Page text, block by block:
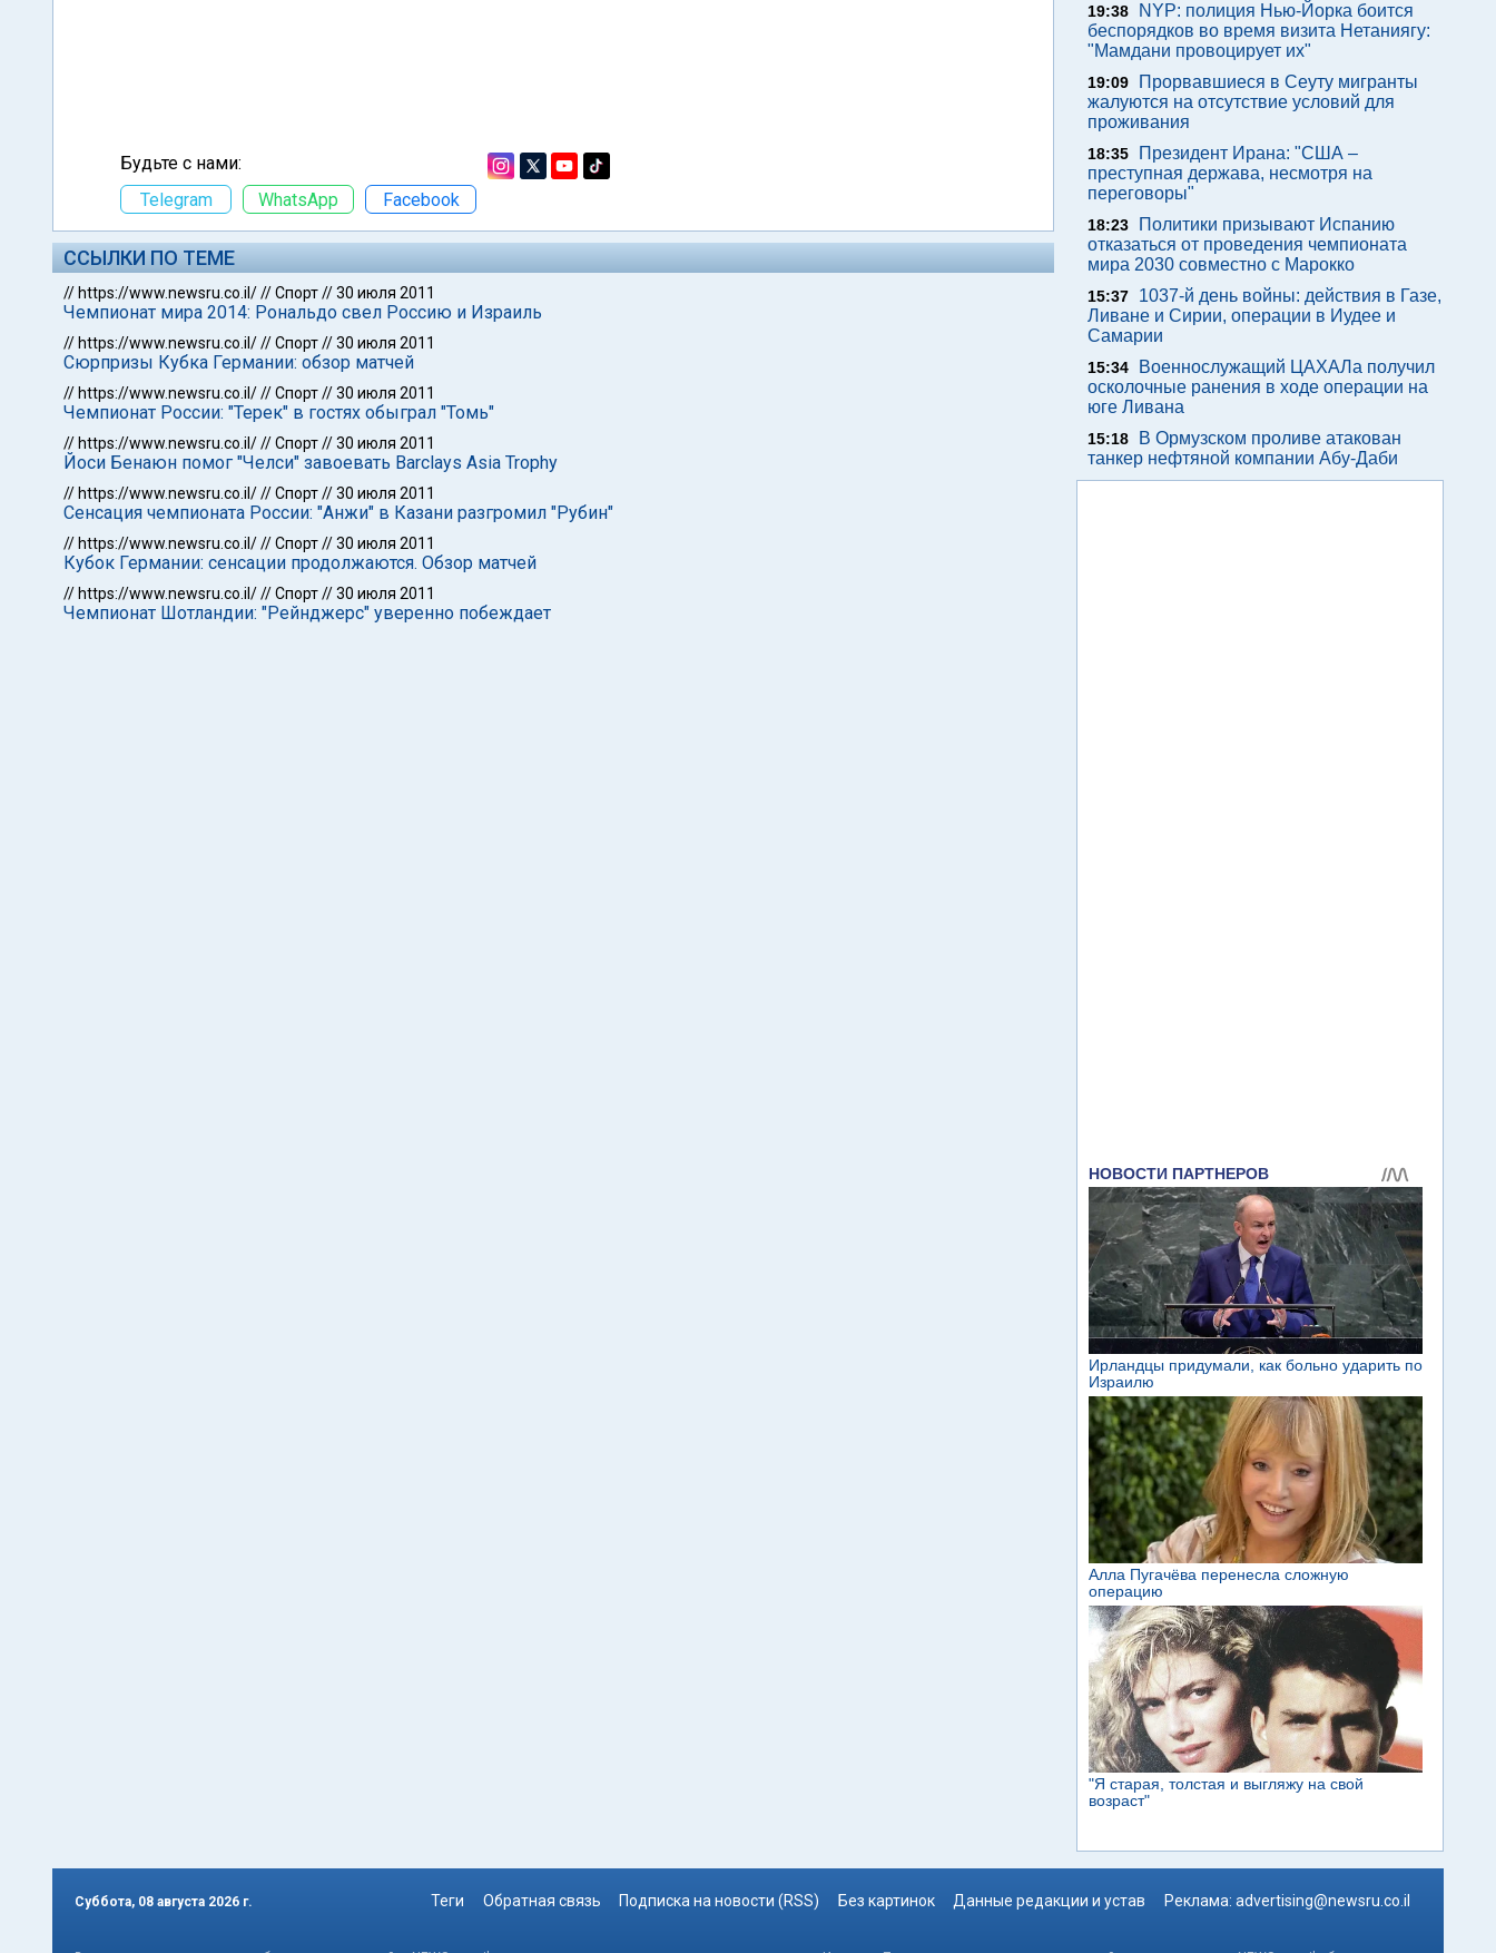
Будьте с нами:
Telegram
WhatsApp Facebook
ССЫЛКИ ПО ТЕМЕ
// https://www.newsru.co.il///Спорт//30 июля 2011
Чемпионат мира 2014: Рональдо свел Россию и Израиль
// https://www.newsru.co.il///Спорт//30 июля 2011
Сюрпризы Кубка Германии: обзор матчей
// https://www.newsru.co.il///Спорт//30 июля 2011
Чемпионат России: "Терек" в гостях обыграл "Томь"
// https://www.newsru.co.il///Спорт//30 июля 2011
Йоси Бенаюн помог "Челси" завоевать Barclays Asia Trophy
// https://www.newsru.co.il///Спорт//30 июля 2011
Сенсация чемпионата России: "Анжи" в Казани разгромил "Рубин"
// https://www.newsru.co.il///Спорт//30 июля 2011
Кубок Германии: сенсации продолжаются. Обзор матчей
// https://www.newsru.co.il///Спорт//30 июля 2011
Чемпионат Шотландии: "Рейнджерс" уверенно побеждает
19:38
NYP: полиция Нью-Йорка боится
беспорядков во время визита Нетаниягу:
"Мамдани провоцирует их"
19:09
Прорвавшиеся в Сеуту мигранты
жалуются на отсутствие условий для
проживания
18:35
Президент Ирана: "США –
преступная держава, несмотря на
переговоры"
18:23
Политики призывают Испанию
отказаться от проведения чемпионата
мира 2030 совместно с Марокко
15:37
1037-й день войны: действия в Газе,
Ливане и Сирии, операции в Иудее и
Самарии
15:34
Военнослужащий ЦАХАЛа получил
осколочные ранения в ходе операции на
юге Ливана
15:18
В Ормузском проливе атакован
танкер нефтяной компании Абу-Даби
Суббота, 08 августа 2026 г. Теги Обратная связь Подписка на новости (RSS) Без картинок Данные редакции и устав Реклама: advertising@newsru.co.il